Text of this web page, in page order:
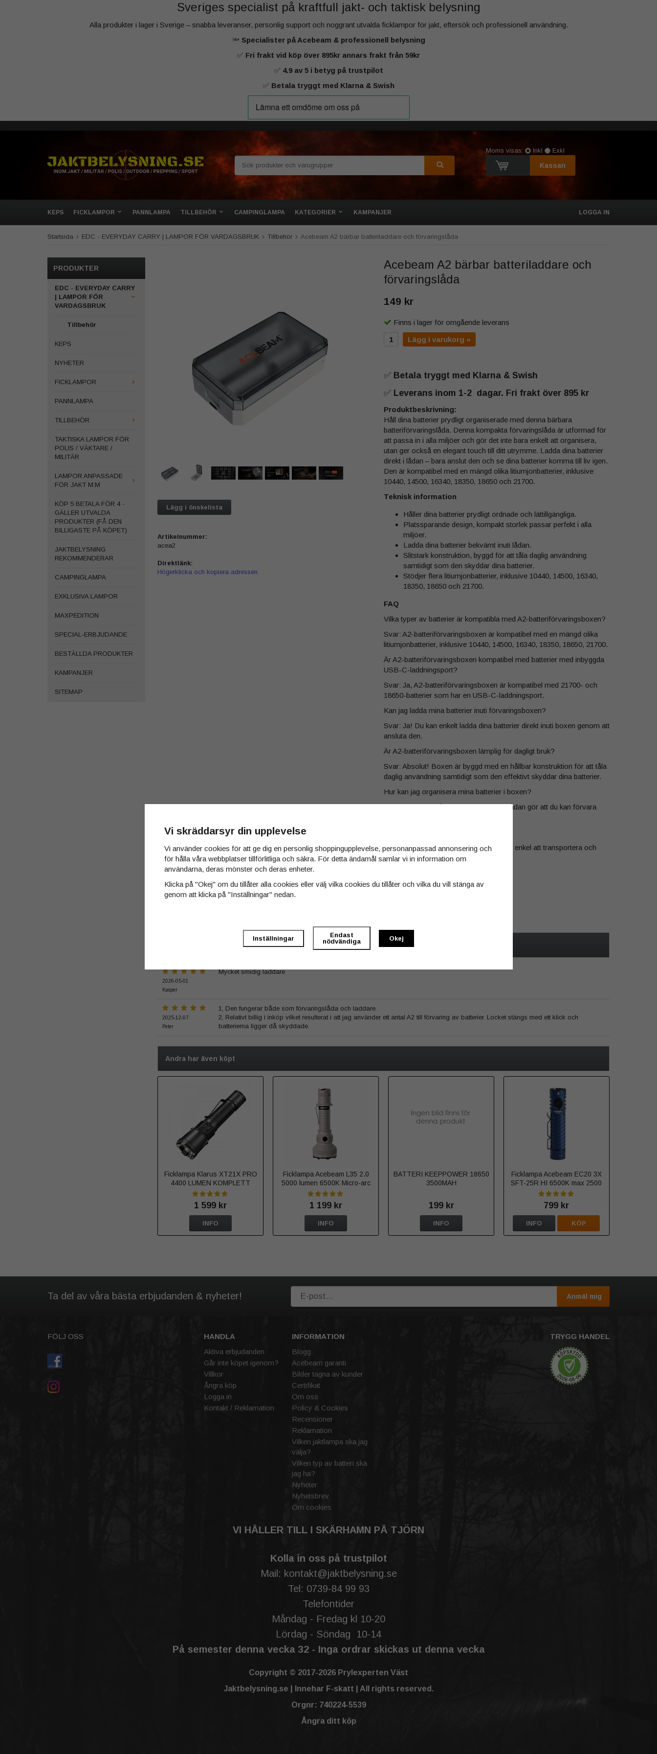
Sveriges specialist på kraftfull jakt‑ och taktisk belysning
Alla produkter i lager i Sverige – snabba leveranser, personlig support och noggrant utvalda ficklampor för jakt, eftersök och professionell användning.
🔦 Specialister på Acebeam & professionell belysning
✅ Fri frakt vid köp över 895kr annars frakt från 59kr
✅ 4.9 av 5 i betyg på trustpilot
✅ Betala tryggt med Klarna & Swish
Moms visas: Inkl Exkl
Kassan
KEPS FICKLAMPOR PANNLAMPA TILLBEHÖR CAMPINGLAMPA KATEGORIER KAMPANJER LOGGA IN
Startsida EDC - EVERYDAY CARRY | LAMPOR FÖR VARDAGSBRUK Tillbehör Acebeam A2 bärbar batteriladdare och förvaringslåda
PRODUKTER
EDC - EVERYDAY CARRY
| LAMPOR FÖR
VARDAGSBRUK
Tillbehör
KEPS
NYHETER
FICKLAMPOR
PANNLAMPA
TILLBEHÖR
TAKTISKA LAMPOR FÖR
POLIS / VÄKTARE /
MILITÄR
LAMPOR ANPASSADE
FÖR JAKT M.M
KÖP 5 BETALA FÖR 4 -
GÄLLER UTVALDA
PRODUKTER (FÅ DEN
BILLIGASTE PÅ KÖPET)
JAKTBELYSNING
REKOMMENDERAR
CAMPINGLAMPA
EXKLUSIVA LAMPOR
MAXPEDITION
SPECIAL-ERBJUDANDE
BESTÄLLDA PRODUKTER
KAMPANJER
SITEMAP
Acebeam A2 bärbar batteriladdare och
förvaringslåda
149 kr
Finns i lager för omgående leverans
Lägg i varukorg »
✅ Betala tryggt med Klarna & Swish
✅ Leverans inom 1-2 dagar. Fri frakt över 895 kr
Produktbeskrivning:
Håll dina batterier prydligt organiserade med denna bärbara
batteriförvaringslåda. Denna kompakta förvaringslåda är utformad för
att passa in i alla miljöer och gör det inte bara enkelt att organisera,
utan ger också en elegant touch till ditt utrymme. Ladda dina batterier
direkt i lådan – bara anslut den och se dina batterier komma till liv igen.
Den är kompatibel med en mängd olika litiumjonbatterier, inklusive
10440, 14500, 16340, 18350, 18650 och 21700.
Teknisk information
Håller dina batterier prydligt ordnade och lättillgängliga.
Platssparande design, kompakt storlek passar perfekt i alla
miljöer.
Ladda dina batterier bekvämt inuti lådan.
Slitstark konstruktion, byggd för att tåla daglig användning
samtidigt som den skyddar dina batterier.
Stödjer flera litiumjonbatterier, inklusive 10440, 14500, 16340,
18350, 18650 och 21700.
FAQ
Vilka typer av batterier är kompatibla med A2-batteriförvaringsboxen?
Svar: A2-batteriförvaringsboxen är kompatibel med en mängd olika
litiumjonbatterier, inklusive 10440, 14500, 16340, 18350, 18650, 21700.
Är A2-batteriförvaringsboxen kompatibel med batterier med inbyggda
USB-C-laddningsport?
Svar: Ja, A2-batteriförvaringsboxen är kompatibel med 21700- och
18650-batterier som har en USB-C-laddningsport.
Kan jag ladda mina batterier inuti förvaringsboxen?
Svar: Ja! Du kan enkelt ladda dina batterier direkt inuti boxen genom att
ansluta den.
Är A2-batteriförvaringsboxen lämplig för dagligt bruk?
Svar: Absolut! Boxen är byggd med en hållbar konstruktion för att tåla
daglig användning samtidigt som den effektivt skyddar dina batterier.
Hur kan jag organisera mina batterier i boxen?
Svar: Designen på A2-batteriförvaringslådan gör att du kan förvara
Svar: Ja, dess kompakta storlek gör den enkel att transportera och
förvara i olika miljöer.
Lägg i önskelista
Artikelnummer:
acea2
Direktlänk:
Högerklicka och kopiera adressen
/5 baserat på2st röster.
2026-05-01
Kasper
Mycket smidig laddare
2025-12-07
Peter
1, Den fungerar både som förvaringslåda och laddare.
2, Relativt billig i inköp vilket resulterat i att jag använder ett antal A2 till förvaring av batterier. Locket stängs med ett klick och
batterierna ligger då skyddade.
Andra har även köpt
Ficklampa Klarus XT21X PRO
4400 LUMEN KOMPLETT
1 599 kr
INFO
Ficklampa Acebeam L35 2.0
5000 lumen 6500K Micro-arc
oxidation
1 199 kr
INFO
BATTERI KEEPPOWER 18650
3500MAH
199 kr
INFO
Ficklampa Acebeam EC20 3X
SFT-25R HI 6500K max 2500
lumen
799 kr
INFO KÖP
Ta del av våra bästa erbjudanden & nyheter! Anmäl mig
FÖLJ OSS
HANDLA
Aktiva erbjudanden
Går inte köpet igenom?
Villkor
Ångra köp
Logga in
Kontakt / Reklamation
INFORMATION
Blogg
Acebeam garanti
Bilder tagna av kunder
Certifikat
Om oss
Policy & Cookies
Recensioner
Reklamation
Vilken jaktlampa ska jag
välja?
Vilken typ av batteri ska
jag ha?
Nyheter
Nyhetsbrev
Om cookies
TRYGG HANDEL
VI HÅLLER TILL I SKÄRHAMN PÅ TJÖRN
Kolla in oss på trustpilot
Mail: kontakt@jaktbelysning.se
Tel: 0739-84 99 93
Telefontider
Måndag - Fredag kl 10-20
Lördag - Söndag 10-14
På semester denna vecka 32 - Inga ordrar skickas ut denna vecka
Copyright © 2017-2026 Prylexperten Väst
Jaktbelysning.se | Innehar F-skatt | All rights reserved.
Orgnr: 740224-5539
Ångra ditt köp
Vi skräddarsyr din upplevelse
Vi använder cookies för att ge dig en personlig shoppingupplevelse, personanpassad annonsering och
för hålla våra webbplatser tillförlitliga och säkra. För detta ändamål samlar vi in information om
användarna, deras mönster och deras enheter.
Klicka på "Okej" om du tillåter alla cookies eller välj vilka cookies du tillåter och vilka du vill stänga av
genom att klicka på "Inställningar" nedan.
Inställningar
Endast
nödvändiga
Okej